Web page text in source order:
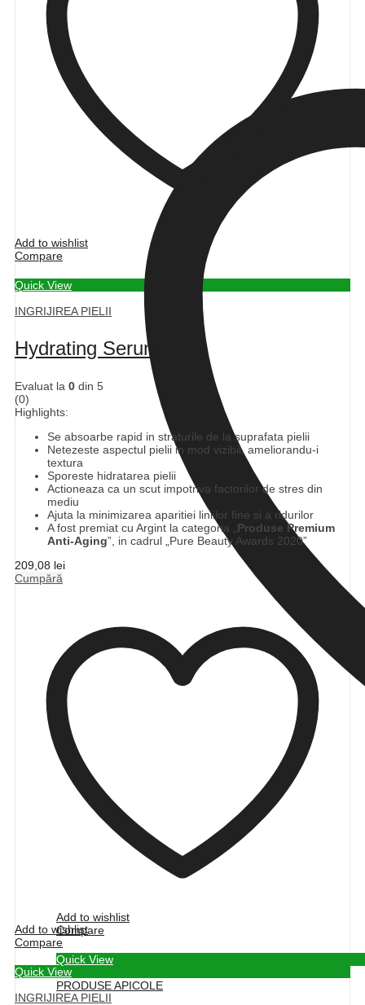
Add to wishlist
Compare
Quick View
PRODUSE APICOLE
Add to wishlist
Compare
Quick View
INGRIJIREA PIELII
Hydrating Serum
Evaluat la 0 din 5
(0)
Highlights:
Se absoarbe rapid in straturile de la suprafata pielii
Netezeste aspectul pielii in mod vizibil, ameliorandu-i
textura
Sporeste hidratarea pielii
Actioneaza ca un scut impotriva factorilor de stres din
mediu
Ajuta la minimizarea aparitiei liniilor fine si a ridurilor
A fost premiat cu Argint la categoria „ Produse Premium
Anti-Aging”, in cadrul „Pure Beauty Awards 2020”
209,08 lei
Cumpără
Add to wishlist
Compare
Quick View
INGRIJIREA PIELII